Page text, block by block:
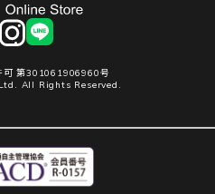
instagram
LINE
可 第301061906960号
All Rights Reserved.